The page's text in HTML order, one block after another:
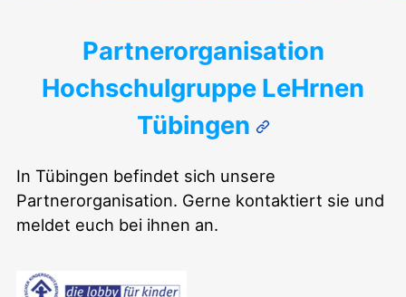
Tübingen
Partnerorganisation
Hochschulgruppe LeHrnen
Tübingen
In Tübingen befindet sich unsere
Partnerorganisation. Gerne kontaktiert sie und
meldet euch bei ihnen an.